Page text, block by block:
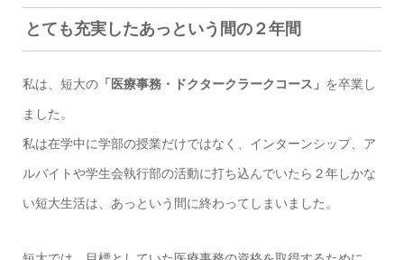
とても充実したあっという間の２年間
私は、短大の「医療事務・ドクタークラークコース」 を卒業し
ました。
私は在学中に学部の授業だけではなく、インターンシップ、ア
ルバイトや学生会執行部の活動に打ち込んでいたら２年しかな
い短大生活は、あっという間に終わってしまいました。